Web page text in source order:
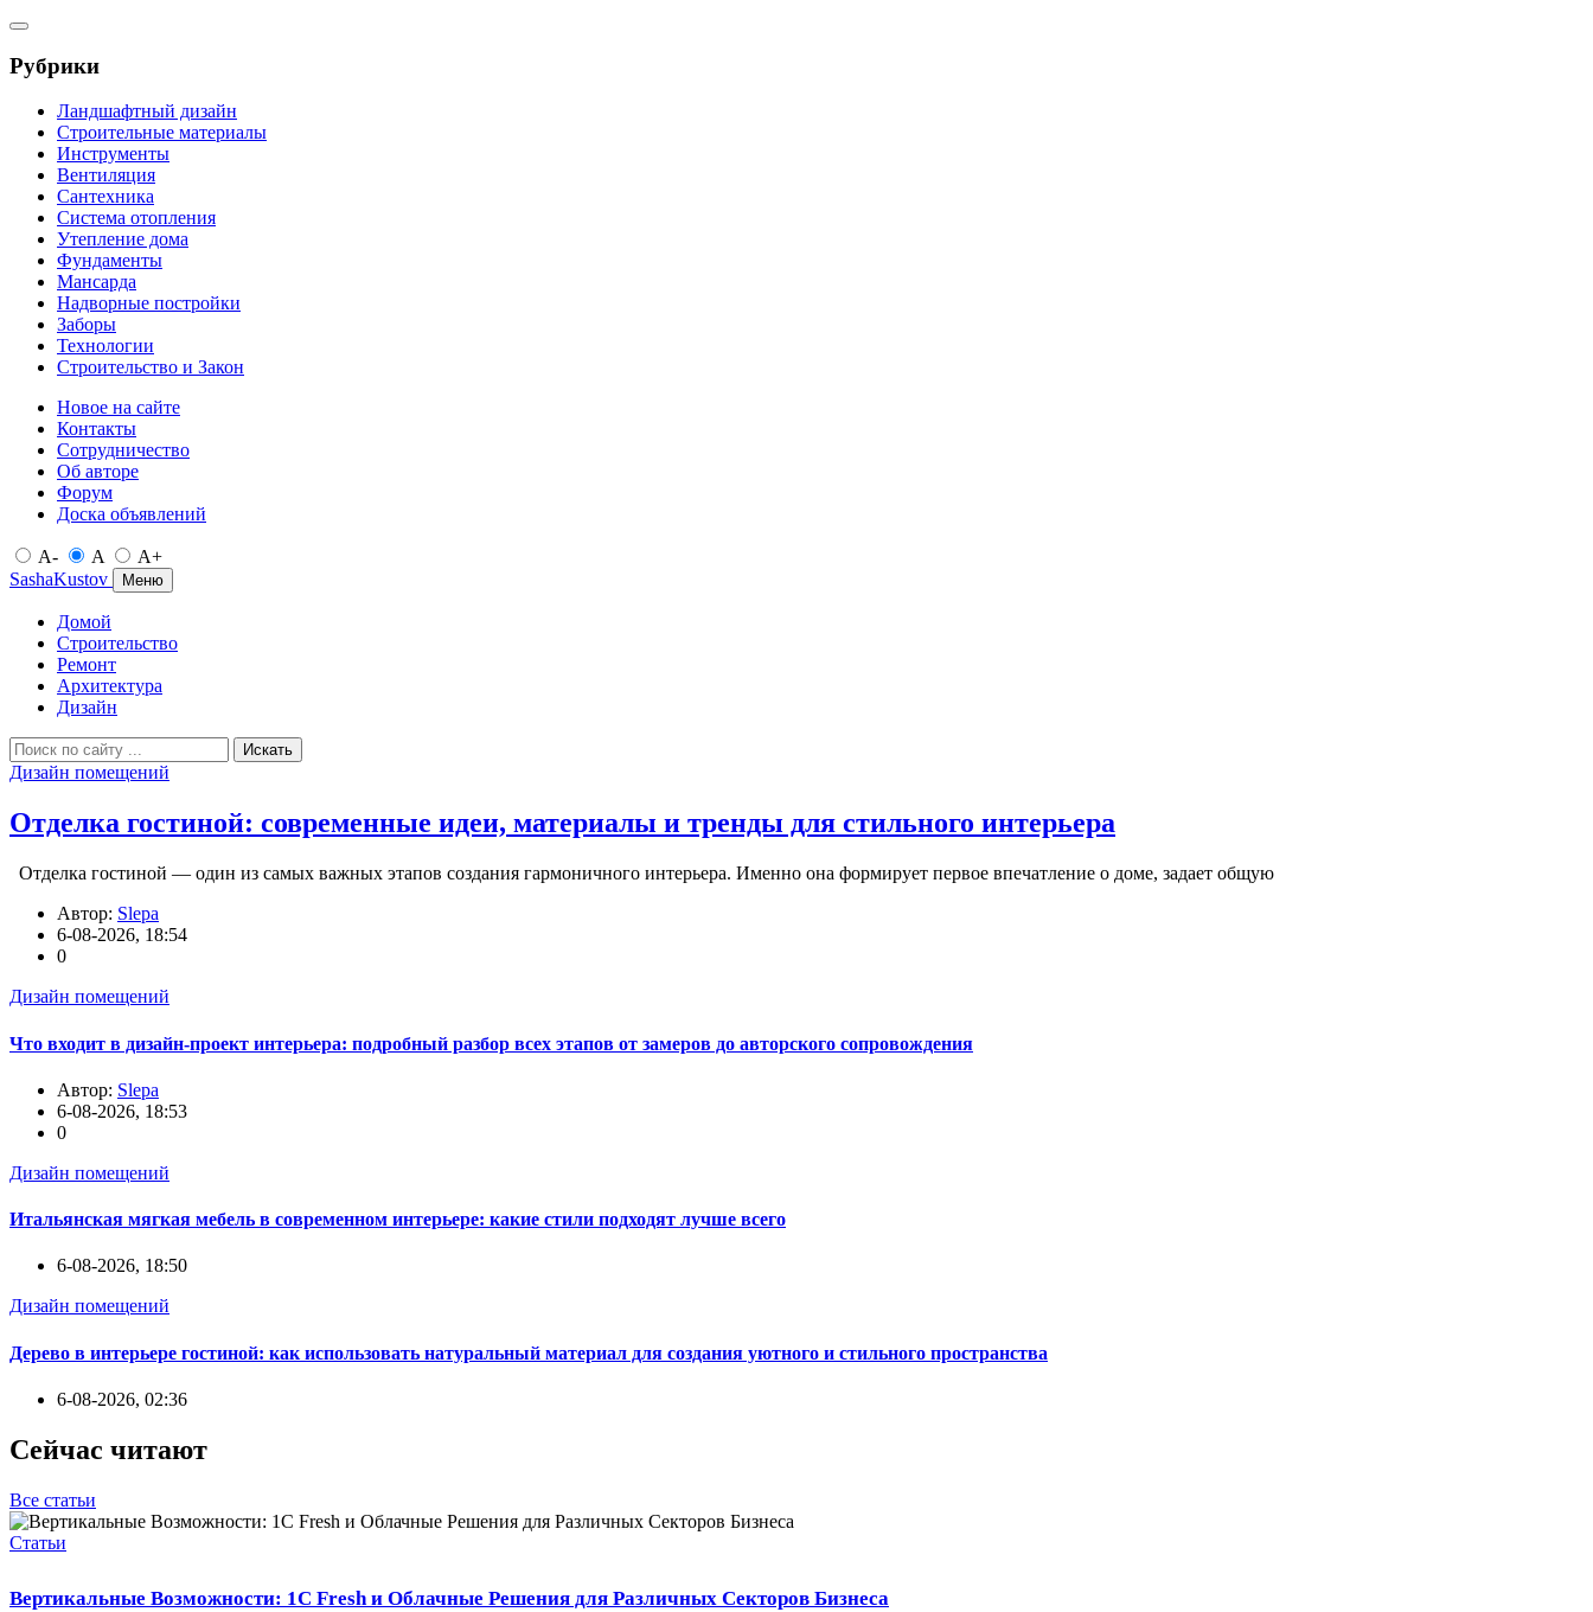
Рубрики
Ландшафтный дизайн
Строительные материалы
Инструменты
Вентиляция
Сантехника
Система отопления
Утепление дома
Фундаменты
Мансарда
Надворные постройки
Заборы
Технологии
Строительство и Закон
Новое на сайте
Контакты
Сотрудничество
Об авторе
Форум
Доска объявлений
A- A
A+
SashaKustov
Меню
Домой
Строительство
Ремонт
Архитектура
Дизайн
Искать
Дизайн помещений
Отделка гостиной: современные идеи, материалы и тренды для стильного интерьера
Отделка гостиной — один из самых важных этапов создания гармоничного интерьера. Именно она формирует первое впечатление о доме, задает общую
Автор: Slepa
6-08-2026, 18:54
0
Дизайн помещений
Что входит в дизайн-проект интерьера: подробный разбор всех этапов от замеров до авторского сопровождения
Автор: Slepa
6-08-2026, 18:53
0
Дизайн помещений
Итальянская мягкая мебель в современном интерьере: какие стили подходят лучше всего
6-08-2026, 18:50
Дизайн помещений
Дерево в интерьере гостиной: как использовать натуральный материал для создания уютного и стильного пространства
6-08-2026, 02:36
Сейчас читают
Все статьи
Статьи
Вертикальные Возможности: 1С Fresh и Облачные Решения для Различных Секторов Бизнеса